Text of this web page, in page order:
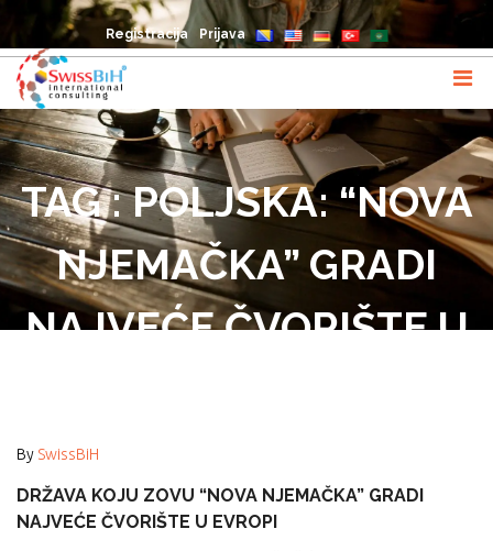
Registracija Prijava
TAG : POLJSKA: “NOVA
NJEMAČKA” GRADI
NAJVEĆE ČVORIŠTE U
By SwissBiH
DRŽAVA KOJU ZOVU “NOVA NJEMAČKA” GRADI
NAJVEĆE ČVORIŠTE U EVROPI